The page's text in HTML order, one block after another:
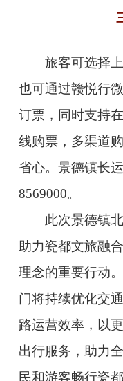
旅客可选择
也可通过赣悦行
订票，同时支持
线购票，多渠道
省心。景德镇长
8569000。
此次景德镇
助力瓷都文旅融
理念的重要行动
门将持续优化交
路运营效率，以
出行服务，助力
民和游客畅行瓷